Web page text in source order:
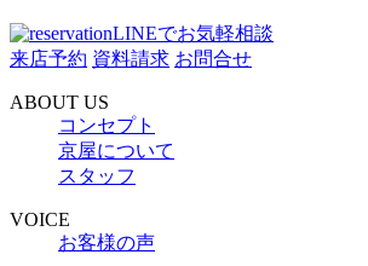
LINEでお気軽相談
来店予約 資料請求 お問合せ
ABOUT US
コンセプト
京屋について
スタッフ
VOICE
お客様の声